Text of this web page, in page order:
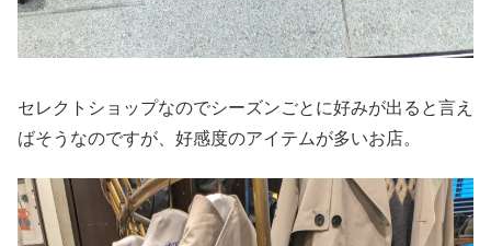
セレクトショップなのでシーズンごとに好みが出ると言え
ばそうなのですが、好感度のアイテムが多いお店。